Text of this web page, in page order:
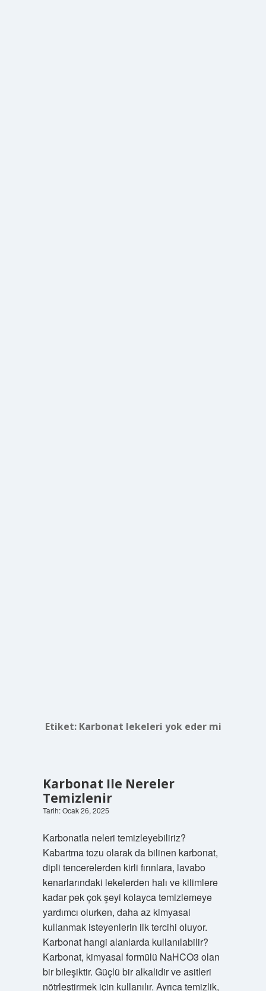
Etiket: Karbonat lekeleri yok eder mi
Karbonat Ile Nereler
Temizlenir
Tarih: Ocak 26, 2025
Karbonatla neleri temizleyebiliriz?
Kabartma tozu olarak da bilinen karbonat,
dipli tencerelerden kirli fırınlara, lavabo
kenarlarındaki lekelerden halı ve kilimlere
kadar pek çok şeyi kolayca temizlemeye
yardımcı olurken, daha az kimyasal
kullanmak isteyenlerin ilk tercihi oluyor.
Karbonat hangi alanlarda kullanılabilir?
Karbonat, kimyasal formülü NaHCO3 olan
bir bileşiktir. Güçlü bir alkalidir ve asitleri
nötrleştirmek için kullanılır. Ayrıca temizlik,